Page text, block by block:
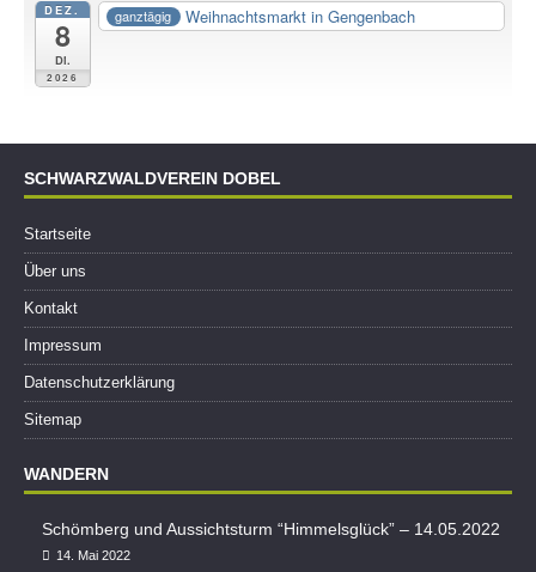
DEZ.
8
Di.
2026
ganztägig Weihnachtsmarkt in Gengenbach
SCHWARZWALDVEREIN DOBEL
Startseite
Über uns
Kontakt
Impressum
Datenschutzerklärung
Sitemap
WANDERN
Schömberg und Aussichtsturm “Himmelsglück” – 14.05.2022
14. Mai 2022